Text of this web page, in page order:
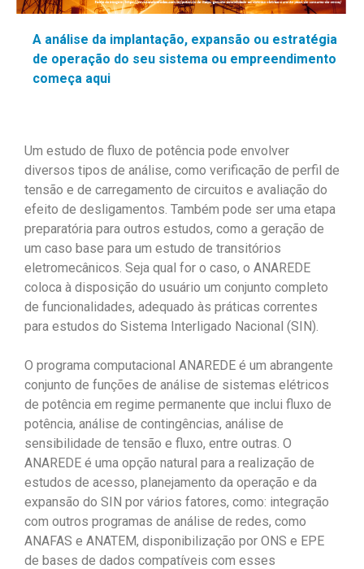
A análise da implantação, expansão ou estratégia
de operação do seu sistema ou empreendimento
começa aqui
Um estudo de fluxo de potência pode envolver
diversos tipos de análise, como verificação de perfil de
tensão e de carregamento de circuitos e avaliação do
efeito de desligamentos. Também pode ser uma etapa
preparatória para outros estudos, como a geração de
um caso base para um estudo de transitórios
eletromecânicos. Seja qual for o caso, o ANAREDE
coloca à disposição do usuário um conjunto completo
de funcionalidades, adequado às práticas correntes
para estudos do Sistema Interligado Nacional (SIN).
O programa computacional ANAREDE é um abrangente
conjunto de funções de análise de sistemas elétricos
de potência em regime permanente que inclui fluxo de
potência, análise de contingências, análise de
sensibilidade de tensão e fluxo, entre outras. O
ANAREDE é uma opção natural para a realização de
estudos de acesso, planejamento da operação e da
expansão do SIN por vários fatores, como: integração
com outros programas de análise de redes, como
ANAFAS e ANATEM, disponibilização por ONS e EPE
de bases de dados compatíveis com esses